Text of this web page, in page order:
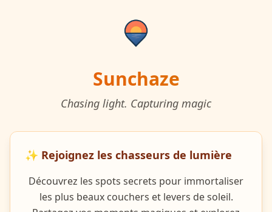
Sunchaze
Chasing light. Capturing magic
✨ Rejoignez les chasseurs de lumière
Découvrez les spots secrets pour immortaliser
les plus beaux couchers et levers de soleil.